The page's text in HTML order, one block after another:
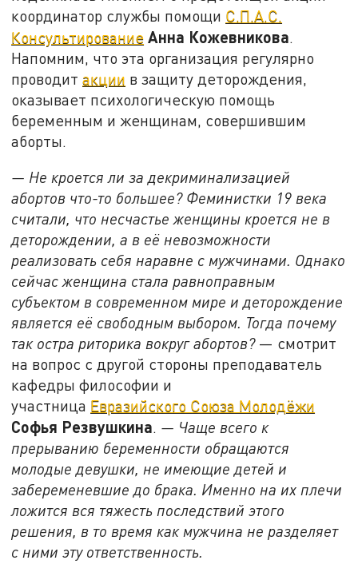
координатор службы помощи С.П.А.С.
Консультирование Анна Кожевникова.
Напомним, что эта организация регулярно
проводитакции в защиту деторождения,
оказывает психологическую помощь
беременным и женщинам, совершившим
аборты.
— Не кроется ли за декриминализацией
абортов что-то большее? Феминистки 19 века
считали, что несчастье женщины кроется не в
деторождении, а в её невозможности
реализовать себя наравне с мужчинами. Однако
сейчас женщина стала равноправным
субъектом в современном мире и деторождение
является её свободным выбором. Тогда почему
так остра риторика вокруг абортов?— смотрит
на вопрос с другой стороны преподаватель
кафедры философии и
участница Евразийского Союза Молодёжи
Софья Резвушкина. — Чаще всего к
прерыванию беременности обращаются
молодые девушки, не имеющие детей и
забеременевшие до брака. Именно на их плечи
ложится вся тяжесть последствий этого
решения, в то время как мужчина не разделяет
с ними эту ответственность.